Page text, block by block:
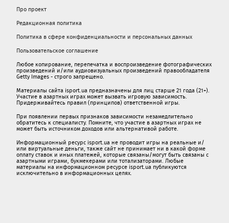
Про проект
Редакционная политика
Политика в сфере конфиденциальности и персональных данных
Пользовательское соглашение
Любое копирование, перепечатка и воспроизведение фотографических
произведений и/или аудиовизуальных произведений правообладателя
Getty Images - строго запрещено.
Материалы сайта isport.ua предназначены для лиц старше 21 года (21+).
Участие в азартных играх может вызвать игровую зависимость.
Придерживайтесь правил (принципов) ответственной игры.
При появлении первых признаков зависимости незамедлительно
обратитесь к специалисту. Помните, что участие в азартных играх не
может быть источником доходов или альтернативой работе.
Информационный ресурс isport.ua не проводит игры на реальные и/
или виртуальные деньги, также сайт не принимает ни в какой форме
oплaту ставок и иных платежей, которые связаны/могут быть связаны c
азартными игрaми, букмекерами или тотализаторами. Любые
материалы на информационном ресурсе isport.ua публикуютcя
исключительно в информационных целях.